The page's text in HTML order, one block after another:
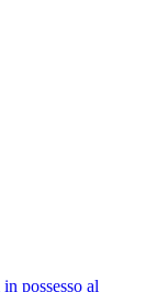
possesso al